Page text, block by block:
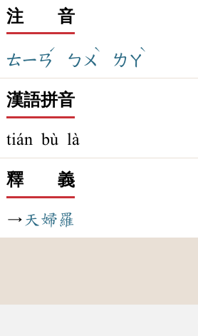
注 音
ㄊㄧㄢ
ˊ
ㄅㄨ
ˋ
ㄌㄚ
ˋ
漢語拼音
tián bù là
釋 義
→ 天婦羅